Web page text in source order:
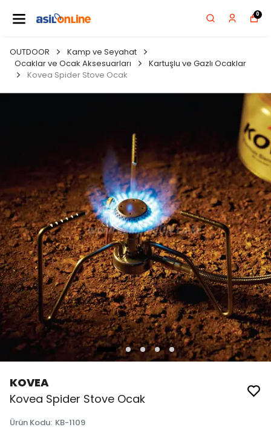
0
OUTDOOR
Kamp ve Seyahat
Ocaklar ve Ocak Aksesuarları
Kartuşlu ve Gazlı Ocaklar
Kovea Spider Stove Ocak
KOVEA
Kovea Spider Stove Ocak
Ürün Kodu: KB-1109